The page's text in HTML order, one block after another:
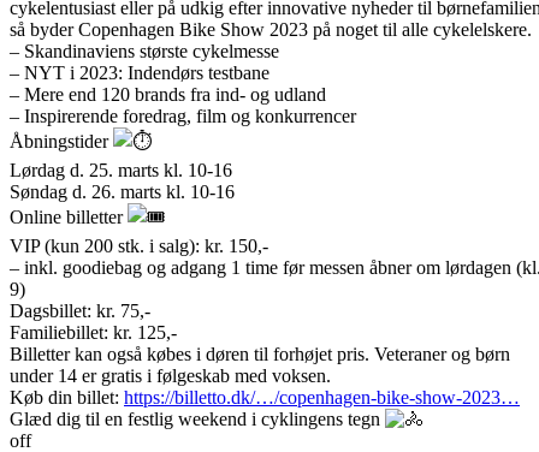
cykelentusiast eller på udkig efter innovative nyheder til
så byder Copenhagen Bike Show 2023 på noget til alle cykelelskere.
– Skandinaviens største cykelmesse
– NYT i 2023: Indendørs testbane
– Mere end 120 brands fra ind- og udland
– Inspirerende foredrag, film og konkurrencer
Åbningstider
Lørdag d. 25. marts kl. 10-16
Søndag d. 26. marts kl. 10-16
Online billetter
VIP (kun 200 stk. i salg): kr. 150,-
– inkl. goodiebag og adgang 1 time før messen åbner om lørdagen
9)
Dagsbillet: kr. 75,-
Familiebillet: kr. 125,-
Billetter kan også købes i døren til forhøjet pris. Veteraner og børn
under 14 er gratis i følgeskab med voksen.
Køb din billet: https://billetto.dk/…/copenhagen-bike-show-2023…
Glæd dig til en festlig weekend i cyklingens tegn
off